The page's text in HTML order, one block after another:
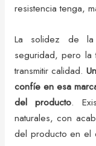
resistencia tenga,
La solidez de
seguridad, pero la
transmitir calidad.
confíe en esa
del producto.
naturales, con
del producto en el